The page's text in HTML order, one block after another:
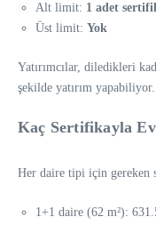
Alt limit: 1 adet
Üst limit: Yok
Yatırımcılar, diledikleri
şekilde yatırım yapabiliyor.
Kaç Sertifikayla
Her daire tipi için gereken
1+1 daire (62 m²):